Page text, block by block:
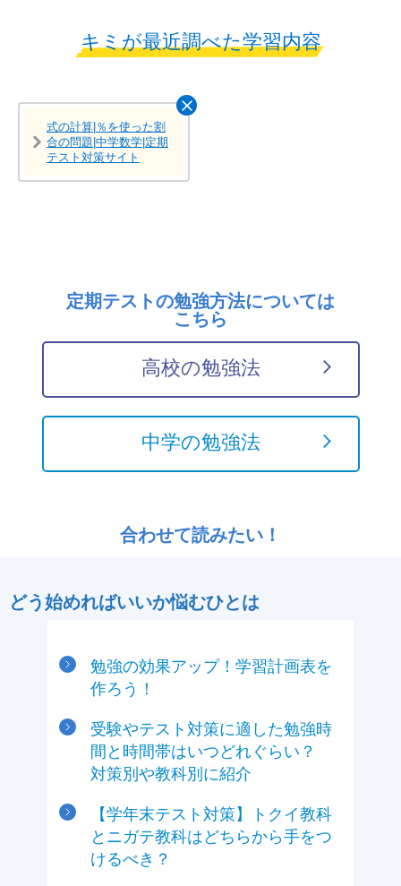
キミが最近調べた学習内容
式の計算|％を使った割
合の問題|中学数学|定期
テスト対策サイト
定期テストの勉強方法については
こちら
高校の勉強法
中学の勉強法
合わせて読みたい！
どう始めればいいか悩むひとは
勉強の効果アップ！学習計画表を
作ろう！
受験やテスト対策に適した勉強時
間と時間帯はいつどれぐらい？
対策別や教科別に紹介
【学年末テスト対策】トクイ教科
とニガテ教科はどちらから手をつ
けるべき？